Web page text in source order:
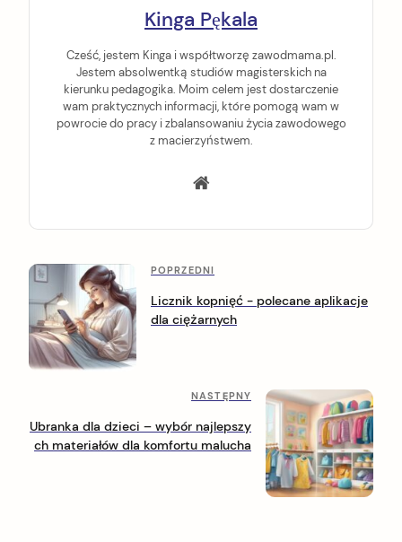
Kinga Pękala
Cześć, jestem Kinga i współtworzę zawodmama.pl.
Jestem absolwentką studiów magisterskich na
kierunku pedagogika. Moim celem jest dostarczenie
wam praktycznych informacji, które pomogą wam w
powrocie do pracy i zbalansowaniu życia zawodowego
z macierzyństwem.
P
o
s
t
a
v
P
p
r
i
p
POPRZEDNI
Licznik kopnięć - polecane aplikacje
dla ciężarnych
N
s
t
NASTĘPNY
Ubranka dla dzieci – wybór najlepszy
ch materiałów dla komfortu malucha